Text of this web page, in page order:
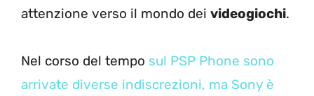
attenzione verso il mondo dei videogiochi.
Nel corso del tempo sul PSP Phone sono
arrivate diverse indiscrezioni, ma Sony è